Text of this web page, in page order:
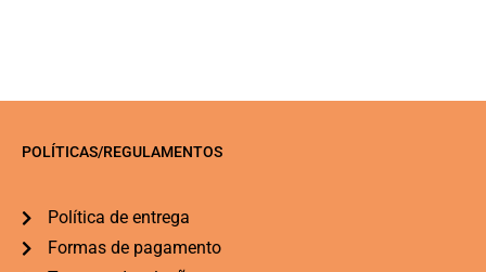
POLÍTICAS/REGULAMENTOS
Política de entrega
Formas de pagamento